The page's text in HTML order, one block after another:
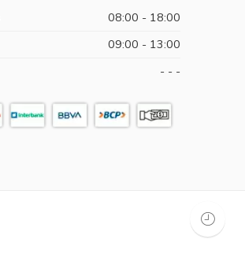
08:00 - 18:00
09:00 - 13:00
- - -